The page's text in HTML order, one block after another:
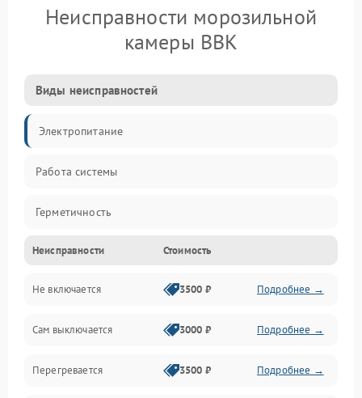
Неисправности морозильной
камеры BBK
Виды неисправностей
Электропитание
Работа системы
Герметичность
Механика
Неисправности Стоимость
Не включается 3500 ₽ Подробнее →
Сам выключается 3000 ₽ Подробнее →
Перегревается 3500 ₽ Подробнее →